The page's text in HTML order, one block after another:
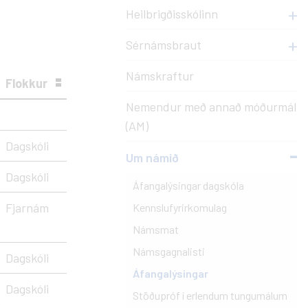
Myndasöfn
Útskriftarmyndir
Sérnámsbraut
Val í Innu - leiðbeiningar
Innritun í dagskóla
Flokkur
Dagskóli
Dagskóli
Fjarnám
Dagskóli
Dagskóli
Heilbrigðisskólinn
Sérnámsbraut
Námskraftur
Nemendur með annað móðurmál
(AM)
Um námið
Áfangalýsingar dagskóla
Kennslufyrirkomulag
Námsmat
Námsgagnalisti
Áfangalýsingar
Stöðupróf í erlendum tungumálum